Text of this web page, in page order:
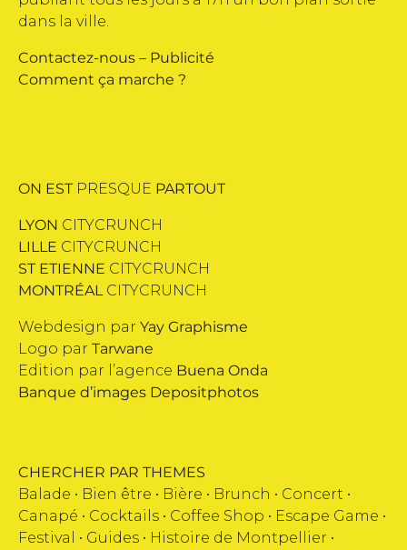
dans la ville.
Contactez-nous – Publicité
Comment ça marche ?
ON EST PRESQUE PARTOUT
LYON CITYCRUNCH
LILLE CITYCRUNCH
ST ETIENNE CITYCRUNCH
MONTRÉALCITYCRUNCH
Webdesign par Yay Graphisme
Logo par Tarwane
Edition par l’agence Buena Onda
Banque d’images Depositphotos
CHERCHER PAR THEMES
Balade • Bien être • Bière • Brunch • Concert •
Canapé • Cocktails • Coffee Shop • Escape Game •
Festival
• Guides • Histoire de Montpellier •